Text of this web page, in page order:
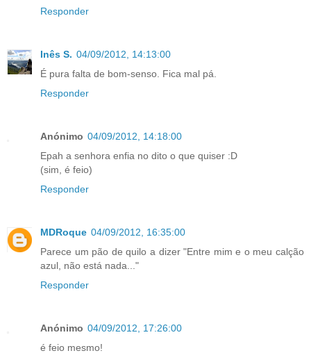
Responder
Inês S. 04/09/2012, 14:13:00
É pura falta de bom-senso. Fica mal pá.
Responder
Anónimo 04/09/2012, 14:18:00
Epah a senhora enfia no dito o que quiser :D
(sim, é feio)
Responder
MDRoque 04/09/2012, 16:35:00
Parece um pão de quilo a dizer "Entre mim e o meu calção
azul, não está nada..."
Responder
Anónimo 04/09/2012, 17:26:00
é feio mesmo!